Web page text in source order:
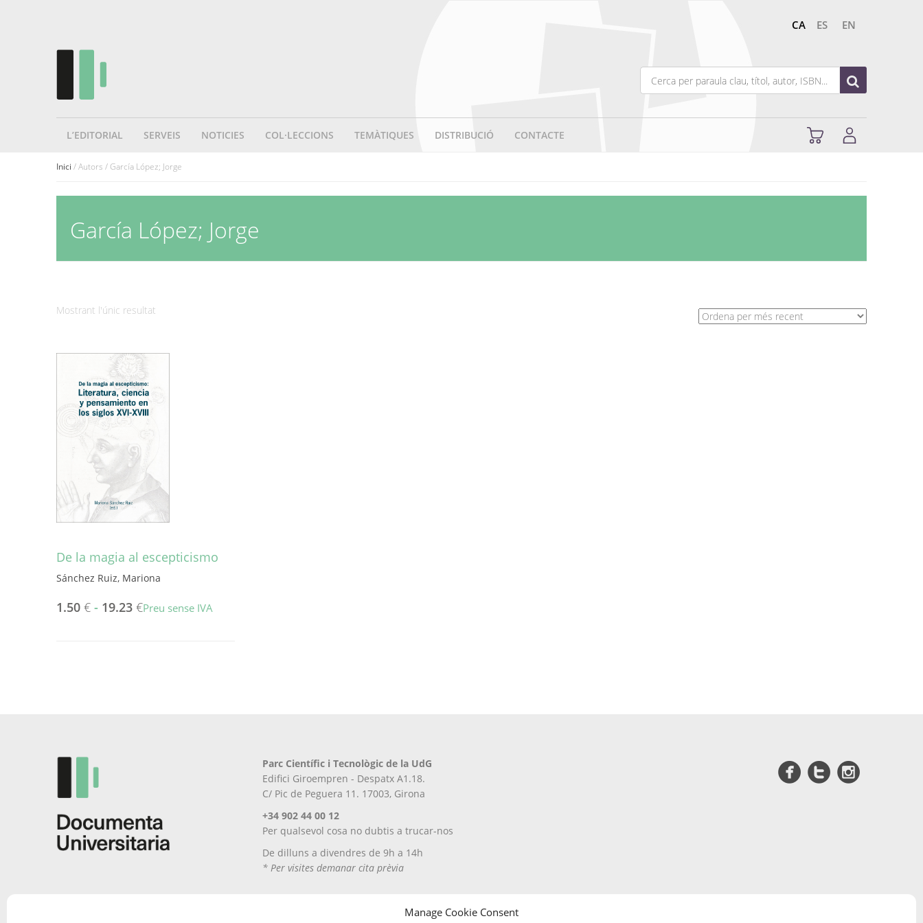
Manage Cookie Consent
CA ES EN
L’EDITORIAL SERVEIS NOTICIES COL·LECCIONS TEMÀTIQUES DISTRIBUCIÓ CONTACTE
Inici / Autors / García López; Jorge
García López; Jorge
Mostrant l'únic resultat
De la magia al escepticismo
Sánchez Ruiz, Mariona
1.50 € - 19.23 €Preu sense IVA
del
producte
Parc Científic i Tecnològic de la UdG
Edifici Giroempren - Despatx A1.18.
C/ Pic de Peguera 11. 17003, Girona
+34 902 44 00 12
Per qualsevol cosa no dubtis a trucar-nos
De dilluns a divendres de 9h a 14h
* Per visites demanar cita prèvia